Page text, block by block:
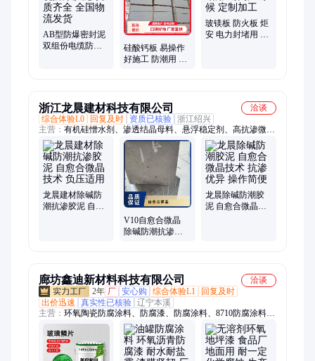
AB型防爆密封泥
双组份电缆防爆
硅酸钙板 易操作
好施工 防潮用 炬
玻镁板 防火板 炬
安 电力封堵用 耐
浙江龙晨建材科技有限公司
洽谈
综合体验L0
回复及时 资质已核验 浙江绍兴
主营： 有机硅憎水剂、渗透结晶母料、悬浮稳定剂、高抗渗微晶
防水剂、消泡剂、触变润滑剂、水下不分散助剂
龙晨建材除碱防
潮抗渗胶泥 自愈
V10自愈合微晶
除碱防潮抗渗胶
龙晨除碱防潮胶
泥 自愈合微晶技
廊坊鑫迪新材料科技有限公司
洽谈
2年 厂 安心购 综合体验L1
回复及时
出价迅速
真实性已核验 辽宁本溪
主营： 环氧陶瓷防腐涂料、防腐漆、防腐涂料、8710防腐涂料、
工业防腐漆、防晒防锈面漆、环氧煤沥青漆、玻璃鳞片涂料、环
氧玻璃鳞片涂料、玻璃钢防腐漆、氟碳漆、环氧富锌底漆、环氧
树脂防腐漆、om-5防腐涂料、环氧玻璃钢涂料、无溶剂防腐涂料